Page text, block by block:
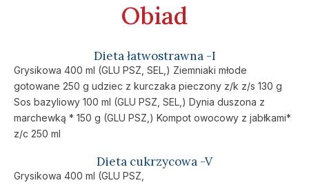
Obiad
Dieta łatwostrawna -I
Grysikowa 400 ml (GLU PSZ, SEL,) Ziemniaki młode
gotowane 250 g udziec z kurczaka pieczony z/k z/s 130 g
Sos bazyliowy 100 ml (GLU PSZ, SEL,) Dynia duszona z
marchewką * 150 g (GLU PSZ,) Kompot owocowy z jabłkami*
z/c 250 ml
Dieta cukrzycowa -V
Grysikowa 400 ml (GLU PSZ,